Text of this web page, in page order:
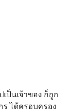
ป็นเจ้าของ ก็ถูก
ร ได้ครอบครอง